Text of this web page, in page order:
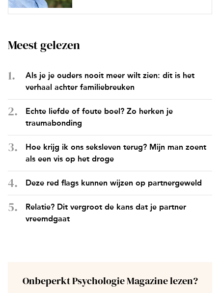
Meest gelezen
Als je je ouders nooit meer wilt zien: dit is het
verhaal achter familiebreuken
Echte liefde of foute boel? Zo herken je
traumabonding
Hoe krijg ik ons seksleven terug? Mijn man zoent
als een vis op het droge
Deze red flags kunnen wijzen op partnergeweld
Relatie? Dit vergroot de kans dat je partner
vreemdgaat
Onbeperkt Psychologie Magazine lezen?